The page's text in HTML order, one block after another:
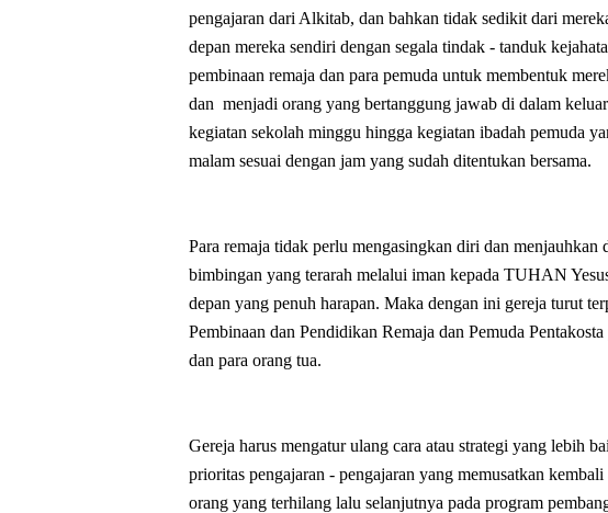
pengajaran dari Alkitab, dan bahkan tidak sedikit dari
depan mereka sendiri dengan segala tindak - tanduk
pembinaan remaja dan para pemuda untuk membentuk
dan menjadi orang yang bertanggung jawab di dalam
kegiatan sekolah minggu hingga kegiatan ibadah pemuda
malam sesuai dengan jam yang sudah ditentukan bersama.
Para remaja tidak perlu mengasingkan diri dan
bimbingan yang terarah melalui iman kepada TUHAN
depan yang penuh harapan. Maka dengan ini gereja turut
Pembinaan dan Pendidikan Remaja dan Pemuda
dan para orang tua.
Gereja harus mengatur ulang cara atau strategi yang lebih
prioritas pengajaran - pengajaran yang memusatkan
orang yang terhilang lalu selanjutnya pada program